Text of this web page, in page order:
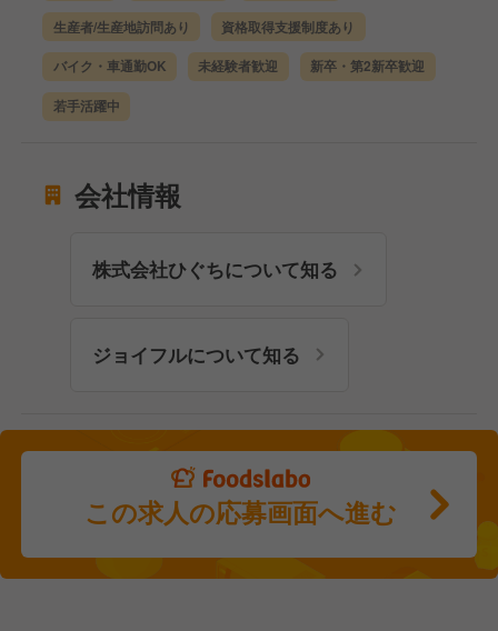
生産者/生産地訪問あり 資格取得支援制度あり
バイク・車通勤OK 未経験者歓迎 新卒・第2新卒歓迎
若手活躍中
会社情報
株式会社ひぐちについて知る
ジョイフルについて知る
この求人の応募画面へ進む